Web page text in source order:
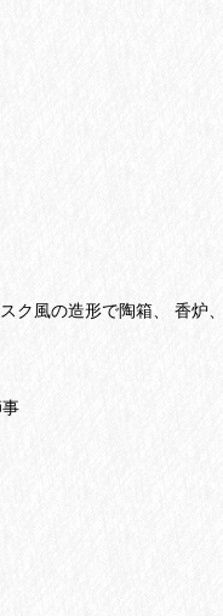
風の造形で陶箱、 香炉